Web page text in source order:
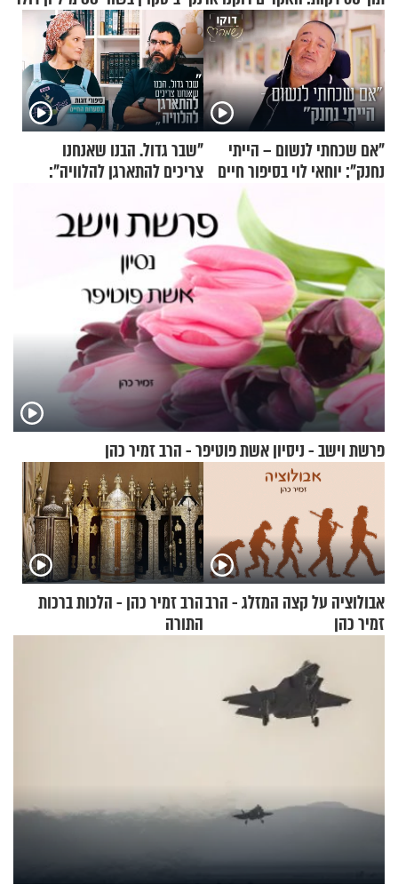
"אם שכחתי לנשום – הייתי
נחנק": יוחאי לוי בסיפור חיים
"שבר גדול. הבנו שאנחנו
צריכים להתארגן להלוויה":
וגד דנינו
פרשת וישב - ניסיון אשת פוטיפר - הרב זמיר כהן
אבולוציה על קצה המזלג - הרב
זמיר כהן
הרב זמיר כהן - הלכות ברכות
התורה